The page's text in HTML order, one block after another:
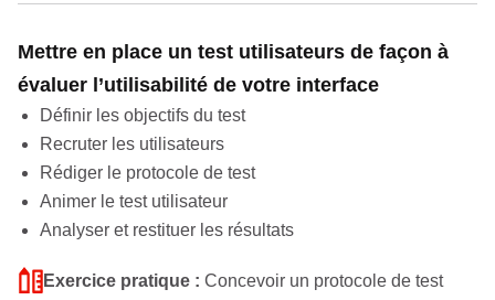
Mettre en place un test utilisateurs de façon à
évaluer l’utilisabilité de votre interface
Définir les objectifs du test
Recruter les utilisateurs
Rédiger le protocole de test
Animer le test utilisateur
Analyser et restituer les résultats
Exercice pratique : Concevoir un protocole de test